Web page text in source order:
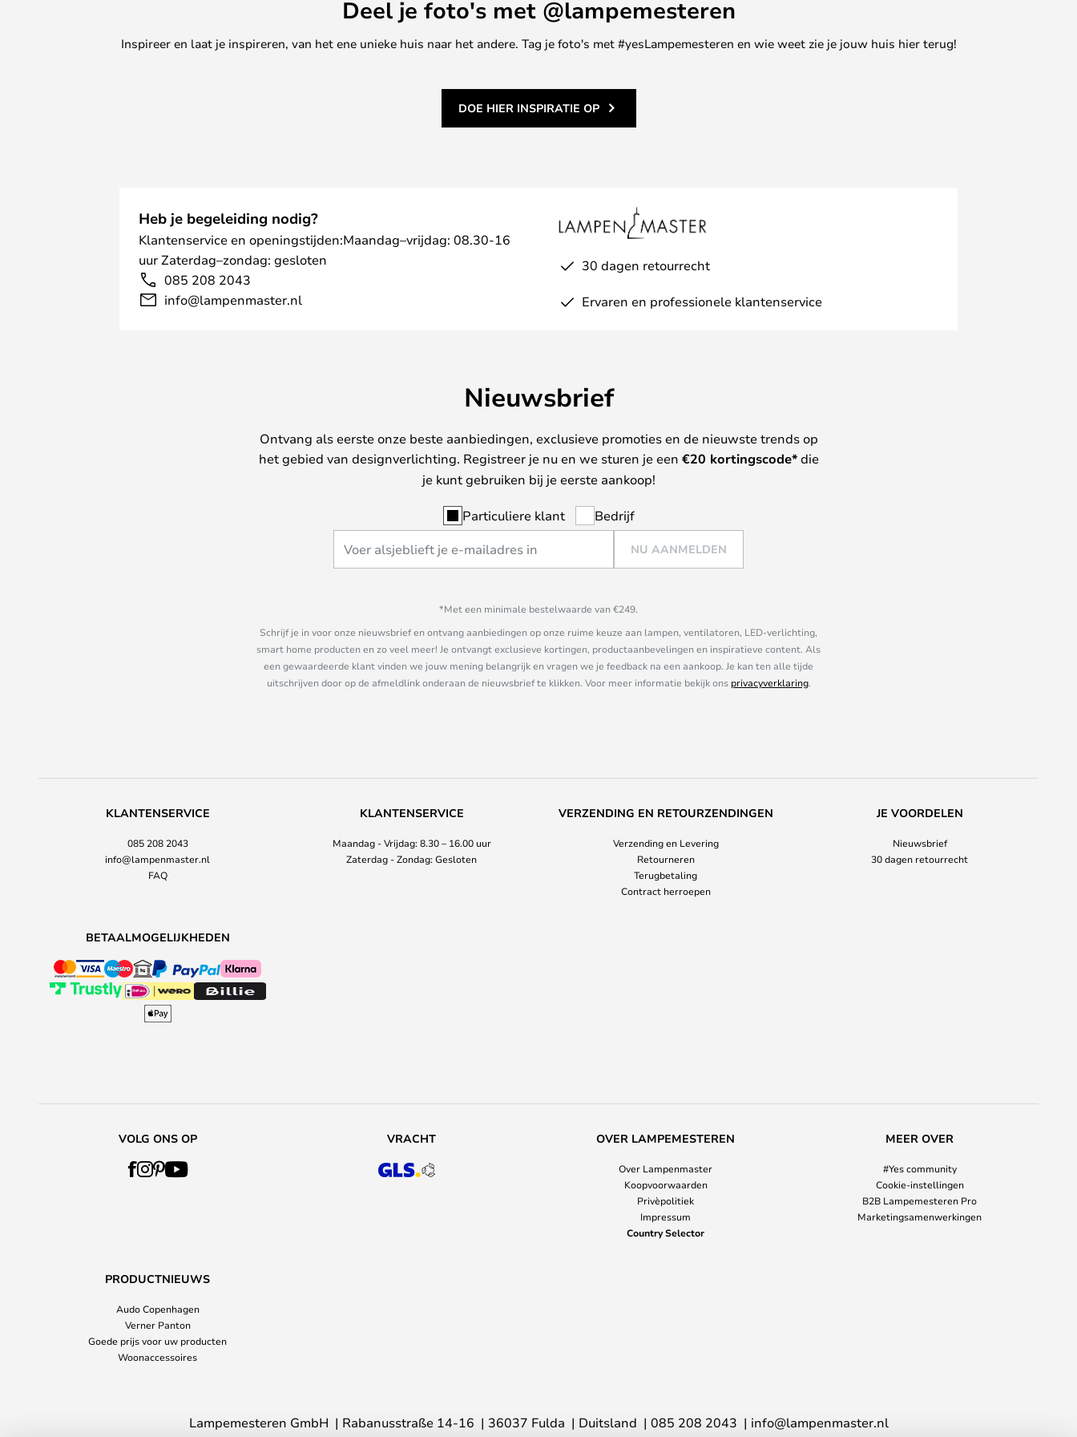
Deel je foto's met @lampemesteren
Inspireer en laat je inspireren, van het ene unieke huis naar het andere. Tag je foto's met #yesLampemesteren en wie weet zie je jouw huis hier terug!
DOE HIER INSPIRATIE OP
Heb je begeleiding nodig?
Klantenservice en openingstijden:Maandag–vrijdag: 08.30-16
uur Zaterdag–zondag: gesloten
085 208 2043
info@lampenmaster.nl
30 dagen retourrecht
Ervaren en professionele klantenservice
Nieuwsbrief
Ontvang als eerste onze beste aanbiedingen, exclusieve promoties en de nieuwste trends op
het gebied van designverlichting. Registreer je nu en we sturen je een €20 kortingscode*die
je kunt gebruiken bij je eerste aankoop!
Particuliere klant Bedrijf
NU AANMELDEN
*Met een minimale bestelwaarde van €249.
Schrijf je in voor onze nieuwsbrief en ontvang aanbiedingen op onze ruime keuze aan lampen, ventilatoren, LED-verlichting,
smart home producten en zo veel meer! Je ontvangt exclusieve kortingen, productaanbevelingen en inspiratieve content. Als
een gewaardeerde klant vinden we jouw mening belangrijk en vragen we je feedback na een aankoop. Je kan ten alle tijde
uitschrijven door op de afmeldlink onderaan de nieuwsbrief te klikken. Voor meer informatie bekijk ons privacyverklaring.
KLANTENSERVICE
085 208 2043
info@lampenmaster.nl
FAQ
KLANTENSERVICE
Maandag - Vrijdag: 8.30 – 16.00 uur
Zaterdag - Zondag: Gesloten
VERZENDING EN RETOURZENDINGEN
Verzending en Levering
Retourneren
Terugbetaling
Contract herroepen
JE VOORDELEN
Nieuwsbrief
30 dagen retourrecht
BETAALMOGELIJKHEDEN
VOLG ONS OP VRACHT OVER LAMPEMESTEREN
Over Lampenmaster
Koopvoorwaarden
Privèpolitiek
Impressum
Country Selector
MEER OVER
#Yes community
Cookie-instellingen
B2B Lampemesteren Pro
Marketingsamenwerkingen
PRODUCTNIEUWS
Audo Copenhagen
Verner Panton
Goede prijs voor uw producten
Woonaccessoires
Lampemesteren GmbH Rabanusstraße 14-16 36037 Fulda Duitsland 085 208 2043 info@lampenmaster.nl